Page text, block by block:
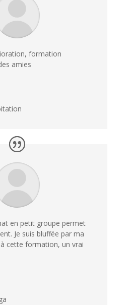
formation
amies
en petit groupe permet
Je suis bluffée par ma
cette formation, un vrai